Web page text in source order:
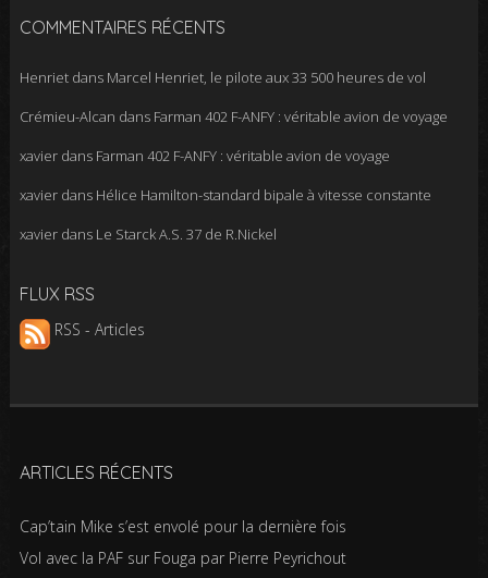
COMMENTAIRES RÉCENTS
Henrietdans Marcel Henriet, le pilote aux 33 500 heures de vol
Crémieu-Alcan dans Farman 402 F-ANFY : véritable avion de voyage
xavierdans Farman 402 F-ANFY : véritable avion de voyage
xavierdans Hélice Hamilton-standard bipale à vitesse constante
xavierdans Le Starck A.S. 37 de R.Nickel
FLUX RSS
RSS - Articles
ARTICLES RÉCENTS
Cap’tain Mike s’est envolé pour la dernière fois
Vol avec la PAF sur Fouga par Pierre Peyrichout